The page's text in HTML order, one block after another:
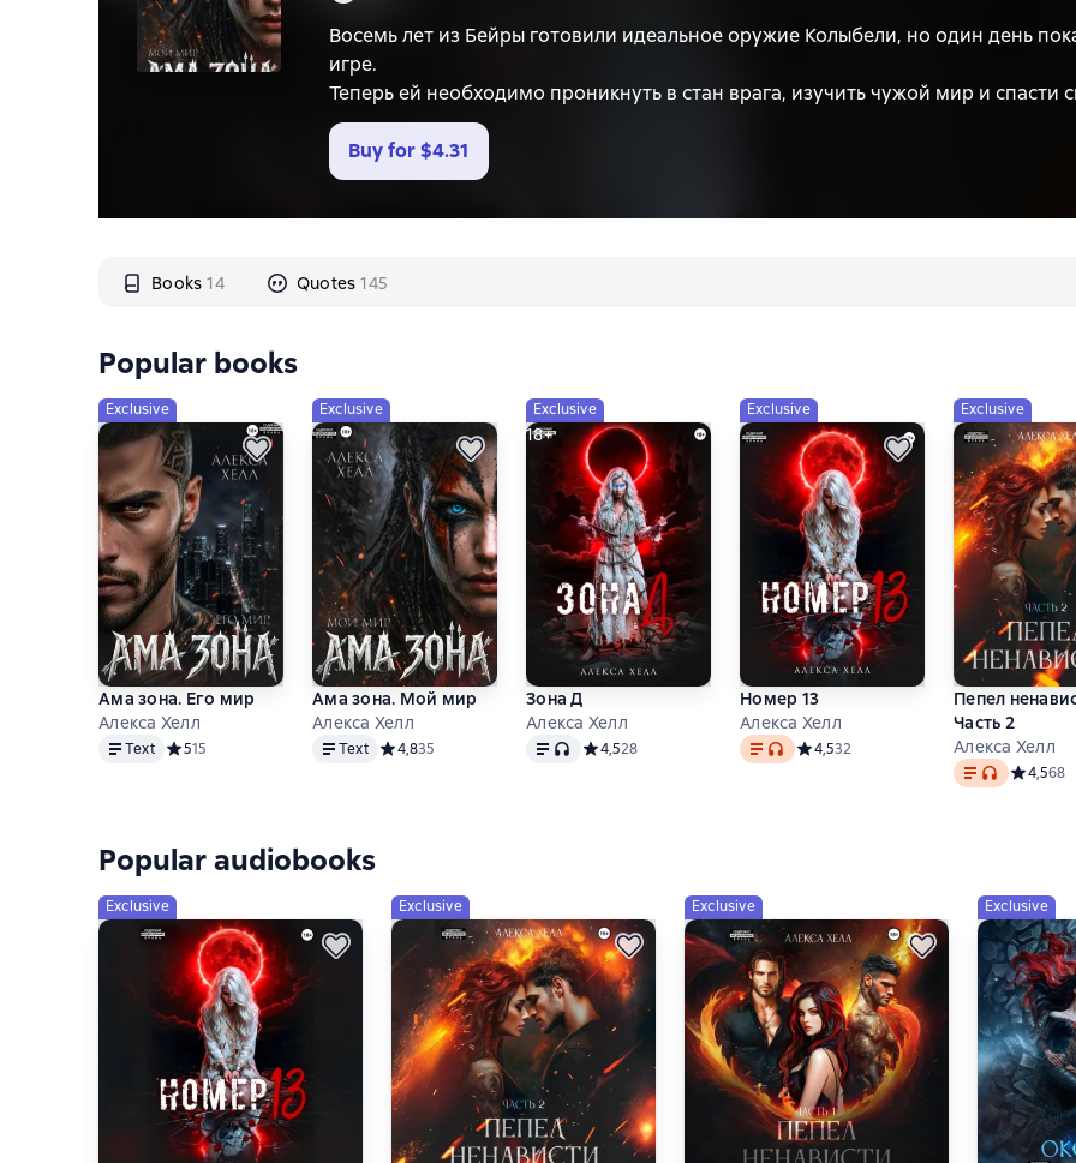
Восемь лет из Бейры готовили идеальное оружие Колыбели, но один день
игре.
Теперь ей необходимо проникнуть в стан врага, изучить чужой мир и спасти
помощь врага.
Она клинок, заколенный в боли, а он Слепец с другого острова. У них нет
другу. Два воина. Два лжеца. Два жаждущих спасения своих миров человека.
Buy for$4.31
Books 14 Quotes 145
Popular books
Exclusive
Ама зона. Его мир
Алекса Хелл
TextText Средний рейтинг 5 на основе 15 оценок
515
Exclusive
Ама зона. Мой мир
Алекса Хелл
TextText Средний рейтинг 4,8 на основе 35 оценок
4,835
Exclusive
18+
Зона Д
Алекса Хелл
Text, audio format available
Средний рейтинг 4,5 на основе 28 оценок
4,528
Exclusive
Номер 13
Алекса Хелл
Text, audio format available
Средний рейтинг 4,5 на основе 32
4,532
Exclusive
Пепел
Часть 2
Алекса Хелл
Text, audioСредний
4,568
Popular audiobooks
Exclusive Exclusive Exclusive Exclusive